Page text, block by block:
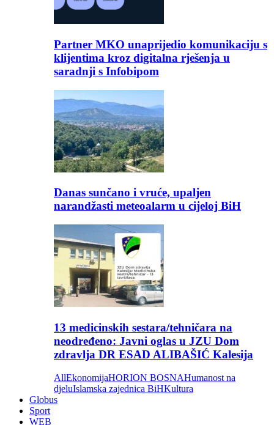
Partner MKO unaprijedio komunikaciju s
klijentima kroz digitalna rješenja u
saradnji s Infobipom
Danas sunčano i vruće, upaljen
narandžasti meteoalarm u cijeloj BiH
13 medicinskih sestara/tehničara na
neodređeno: Javni oglas u JZU Dom
zdravlja DR ESAD ALIBAŠIĆ Kalesija
AllEkonomijaHORION BOSNAHumanost na
djeluIslamska zajednica BiHKultura
Globus
Sport
WEB